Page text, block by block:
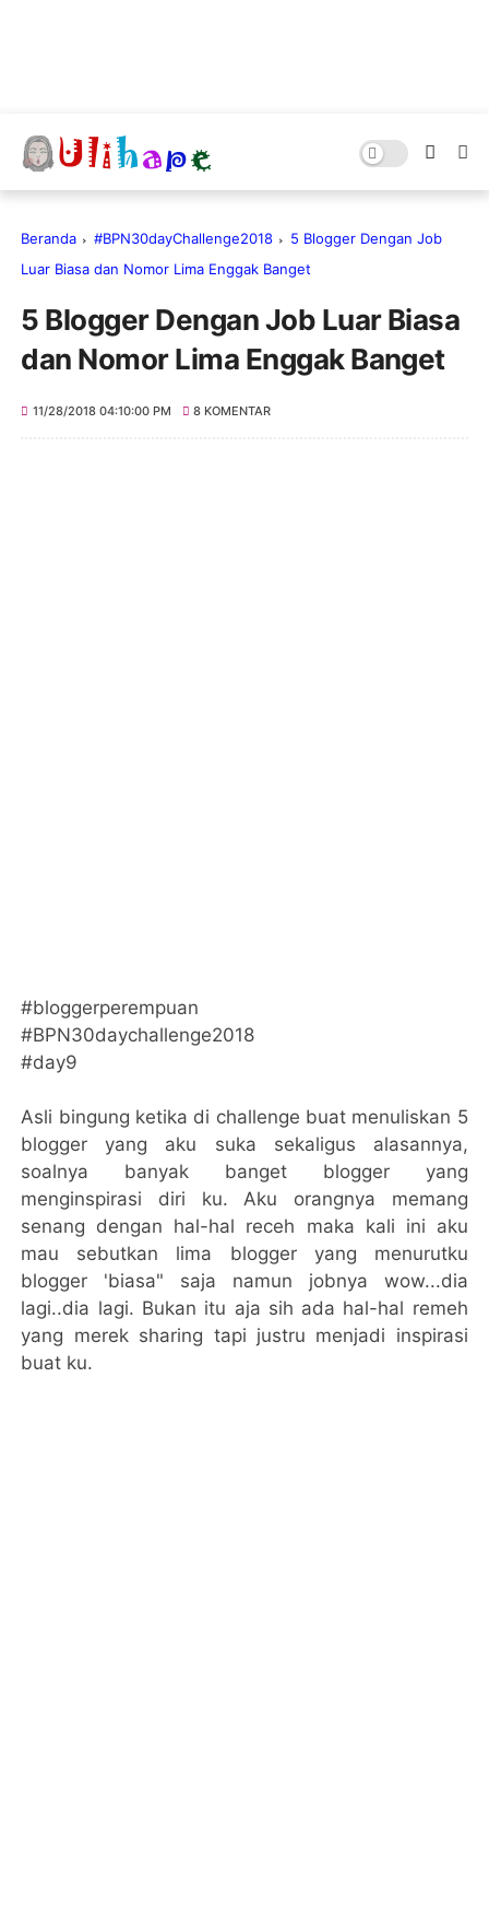
Beranda #BPN30dayChallenge2018
5 Blogger Dengan Job
Luar Biasa dan Nomor Lima Enggak Banget
5 Blogger Dengan Job Luar Biasa
dan Nomor Lima Enggak Banget
11/28/2018 04:10:00 PM 8 KOMENTAR
#bloggerperempuan
#BPN30daychallenge2018
#day9
Asli bingung ketika di challenge buat menuliskan 5
blogger yang aku suka sekaligus alasannya,
soalnya banyak banget blogger yang
menginspirasi diri ku. Aku orangnya memang
senang dengan hal-hal receh maka kali ini aku
mau sebutkan lima blogger yang menurutku
blogger 'biasa" saja namun jobnya wow...dia
lagi..dia lagi. Bukan itu aja sih ada hal-hal remeh
yang merek sharing tapi justru menjadi inspirasi
buat ku.